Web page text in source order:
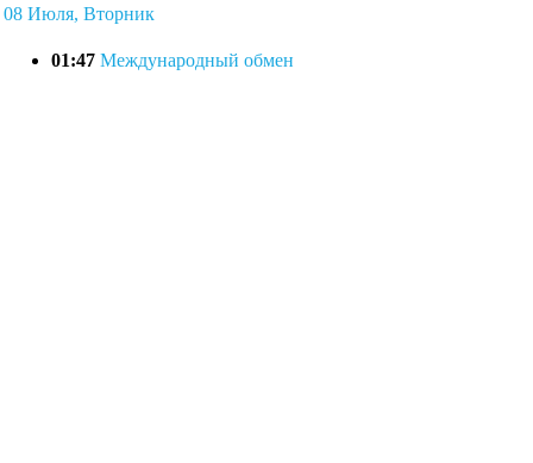
08 Июля, Вторник
01:47 Международный обмен